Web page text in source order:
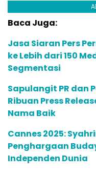
Baca Juga:
Jasa Siaran Pers
ke Lebih dari 150
Segmentasi
Sapulangit PR dan
Ribuan Press
Nama Baik
Cannes 2025:
Penghargaan
Independen Dunia